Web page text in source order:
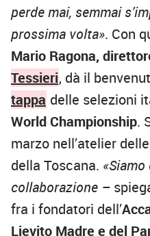
perde mai, semmai
prossima volta». Con
Mario Ragona,
Tessieri, dà il
tappa delle selezioni
World Championship.
marzo nell’atelier
della Toscana.
collaborazione –
fra i fondatori dell’
Lievito Madre e del